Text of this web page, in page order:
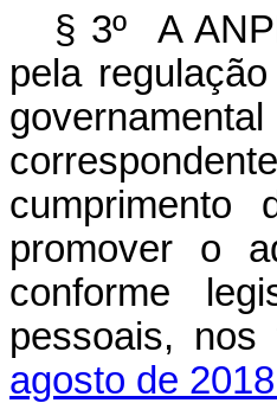
§ 3º A
pela
promover o
conforme
pessoais,
agosto de